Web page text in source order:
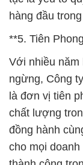
hàng đầu
**5. Tiên
Với nhiều năm
ngừng, Công
là đơn vị tiên
chất lượng
đồng hành
cho mọi